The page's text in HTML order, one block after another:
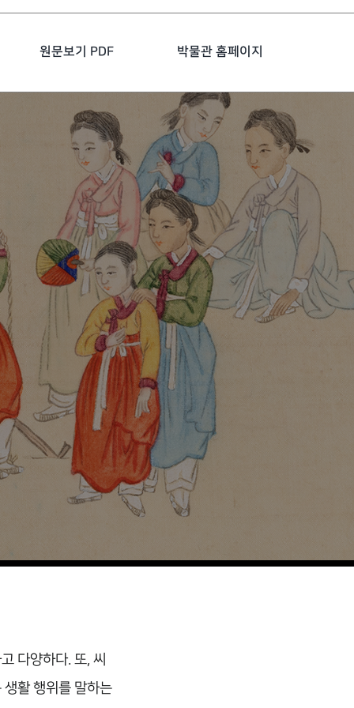
원문보기 PDF 박물관 홈페이지
다양하다. 또, 씨
생활 행위를 말하는